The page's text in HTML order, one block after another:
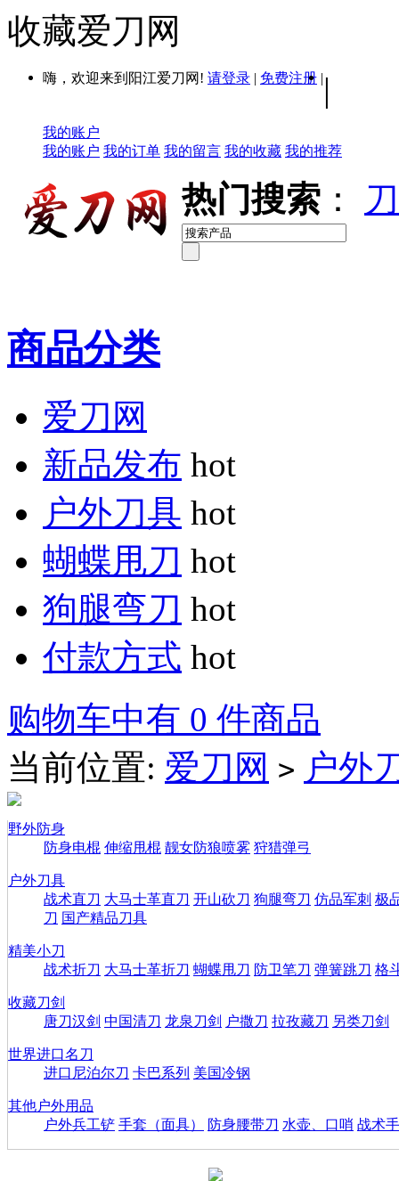
收藏爱刀网
嗨，欢迎来到阳江爱刀网! 请登录 | 免费注册 | |
我的账户
我的账户 我的订单 我的留言 我的收藏 我的推荐
热门搜索 ：
商品分类
爱刀网
新品发布 hot
户外刀具 hot
蝴蝶甩刀 hot
狗腿弯刀 hot
付款方式 hot
购物车中有 0 件商品
当前位置: 爱刀网 > 户外
野外防身
防身电棍 伸缩甩棍 靓女防狼喷雾 狩猎弹弓
户外刀具
战术直刀 大马士革直刀 开山砍刀 狗腿弯刀 仿品军刺 极
刀 国产精品刀具
精美小刀
战术折刀 大马士革折刀 蝴蝶甩刀 防卫笔刀 弹簧跳刀 格
收藏刀剑
唐刀汉剑 中国清刀 龙泉刀剑 户撒刀 拉孜藏刀 另类刀剑
世界进口名刀
进口尼泊尔刀 卡巴系列 美国冷钢
其他户外用品
户外兵工铲 手套（面具） 防身腰带刀 水壶、口哨 战术